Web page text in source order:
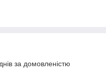
за домовленістю